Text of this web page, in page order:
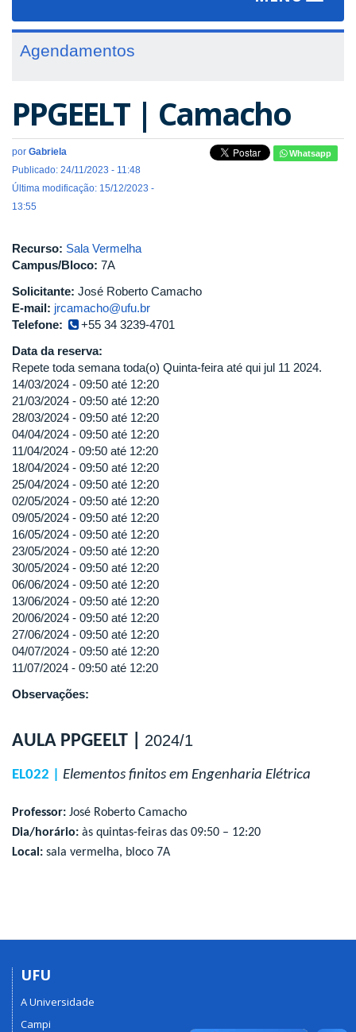
Agendamentos
PPGEELT | Camacho
por Gabriela
Publicado: 24/11/2023 - 11:48
Última modificação: 15/12/2023 -
13:55
Whatsapp
Recurso: Sala Vermelha
Campus/Bloco: 7A
Solicitante: José Roberto Camacho
E-mail: jrcamacho@ufu.br
Telefone:
+55 34 3239-4701
Data da reserva:
Repete toda semana toda(o) Quinta-feira até qui jul 11 2024.
14/03/2024 - 09:50 até 12:20
21/03/2024 - 09:50 até 12:20
28/03/2024 - 09:50 até 12:20
04/04/2024 - 09:50 até 12:20
11/04/2024 - 09:50 até 12:20
18/04/2024 - 09:50 até 12:20
25/04/2024 - 09:50 até 12:20
02/05/2024 - 09:50 até 12:20
09/05/2024 - 09:50 até 12:20
16/05/2024 - 09:50 até 12:20
23/05/2024 - 09:50 até 12:20
30/05/2024 - 09:50 até 12:20
06/06/2024 - 09:50 até 12:20
13/06/2024 - 09:50 até 12:20
20/06/2024 - 09:50 até 12:20
27/06/2024 - 09:50 até 12:20
04/07/2024 - 09:50 até 12:20
11/07/2024 - 09:50 até 12:20
Observações:
AULA PPGEELT | 2024/1
EL022 | Elementos finitos em Engenharia Elétrica
Professor: José Roberto Camacho
Dia/horário: às quintas-feiras das 09:50 – 12:20
Local: sala vermelha, bloco 7A
UFU
A Universidade
Campi